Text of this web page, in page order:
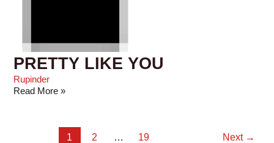
PRETTY LIKE YOU
Rupinder
Read More »
1 2 … 19 Next →